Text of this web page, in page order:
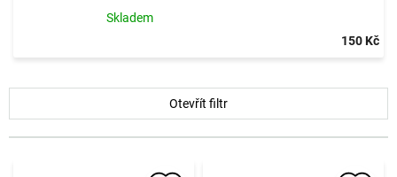
Skladem
150 Kč
Otevřít filtr
ý
p